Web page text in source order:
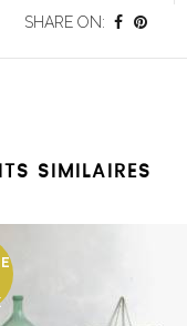
SHARE ON:
SIMILAIRES